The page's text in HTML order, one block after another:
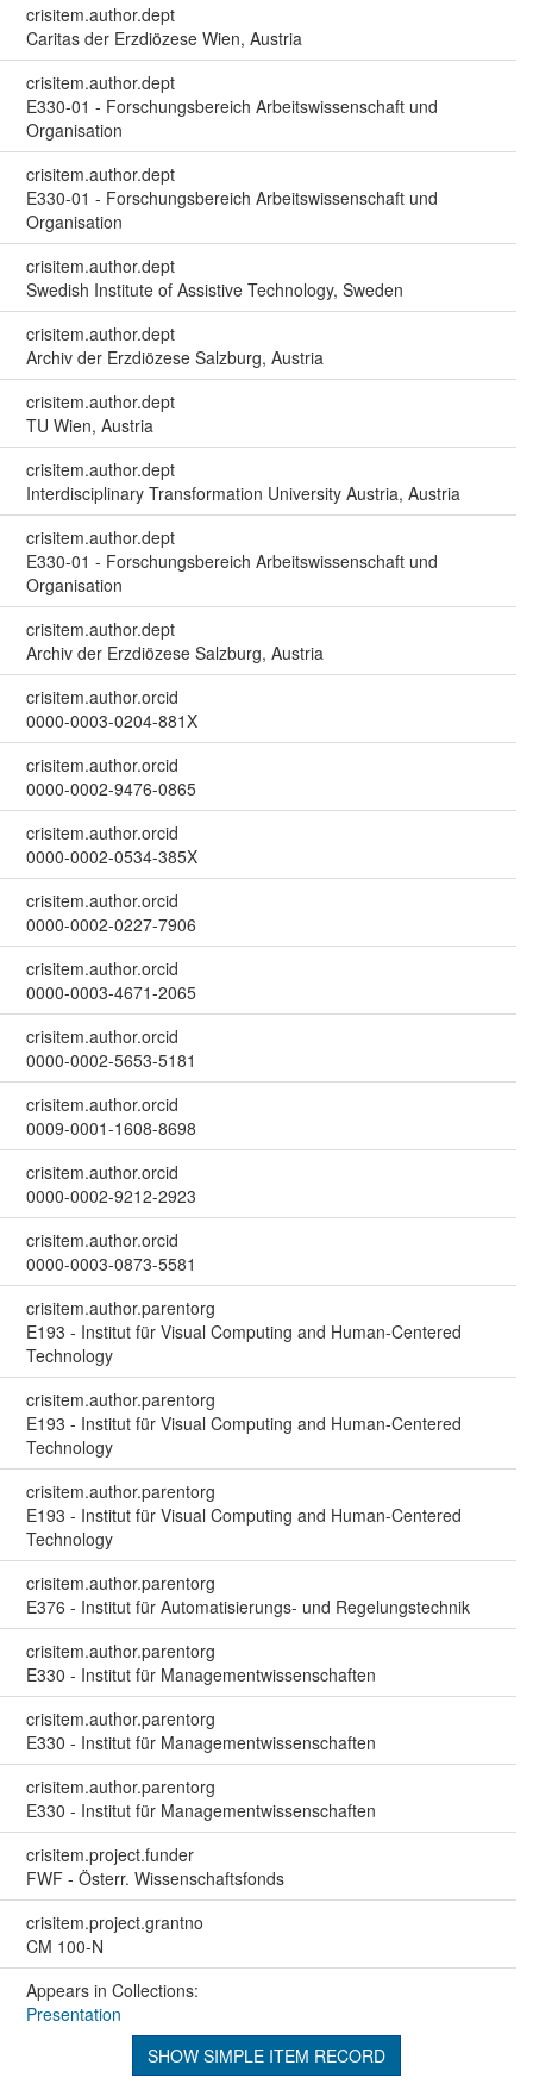
crisitem.author.dept
Caritas der Erzdiözese Wien, Austria
crisitem.author.dept
E330-01 - Forschungsbereich Arbeitswissenschaft und
Organisation
crisitem.author.dept
E330-01 - Forschungsbereich Arbeitswissenschaft und
Organisation
crisitem.author.dept
Swedish Institute of Assistive Technology, Sweden
crisitem.author.dept
Archiv der Erzdiözese Salzburg, Austria
crisitem.author.dept
TU Wien, Austria
crisitem.author.dept
Interdisciplinary Transformation University Austria, Austria
crisitem.author.dept
E330-01 - Forschungsbereich Arbeitswissenschaft und
Organisation
crisitem.author.dept
Archiv der Erzdiözese Salzburg, Austria
crisitem.author.orcid
0000-0003-0204-881X
crisitem.author.orcid
0000-0002-9476-0865
crisitem.author.orcid
0000-0002-0534-385X
crisitem.author.orcid
0000-0002-0227-7906
crisitem.author.orcid
0000-0003-4671-2065
crisitem.author.orcid
0000-0002-5653-5181
crisitem.author.orcid
0009-0001-1608-8698
crisitem.author.orcid
0000-0002-9212-2923
crisitem.author.orcid
0000-0003-0873-5581
crisitem.author.parentorg
E193 - Institut für Visual Computing and Human-Centered
Technology
crisitem.author.parentorg
E193 - Institut für Visual Computing and Human-Centered
Technology
crisitem.author.parentorg
E193 - Institut für Visual Computing and Human-Centered
Technology
crisitem.author.parentorg
E376 - Institut für Automatisierungs- und Regelungstechnik
crisitem.author.parentorg
E330 - Institut für Managementwissenschaften
crisitem.author.parentorg
E330 - Institut für Managementwissenschaften
crisitem.author.parentorg
E330 - Institut für Managementwissenschaften
crisitem.project.funder
FWF - Österr. Wissenschaftsfonds
crisitem.project.grantno
CM 100-N
Appears in Collections:
Presentation
SHOW SIMPLE ITEM RECORD